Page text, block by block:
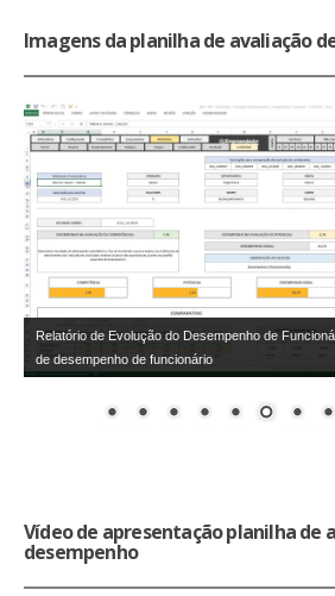
Imagens da planilha de avaliação
Relatório de Evolução do Desempenho de
de desempenho de funcionário
Vídeo de apresentação planilha de
desempenho